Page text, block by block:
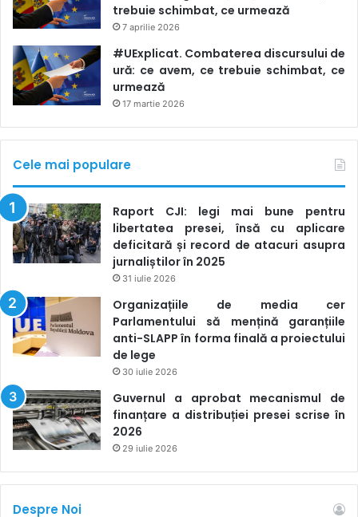
trebuie schimbat, ce urmează
7 aprilie 2026
#UExplicat. Combaterea discursului de
ură: ce avem, ce trebuie schimbat, ce
urmează
17 martie 2026
Cele mai populare
Raport CJI: legi mai bune pentru
libertatea presei, însă cu aplicare
deficitară și record de atacuri asupra
jurnaliștilor în 2025
31 iulie 2026
Organizațiile de media cer
Parlamentului să mențină garanțiile
anti-SLAPP în forma finală a proiectului
de lege
30 iulie 2026
Guvernul a aprobat mecanismul de
finanțare a distribuției presei scrise în
2026
29 iulie 2026
Despre Noi